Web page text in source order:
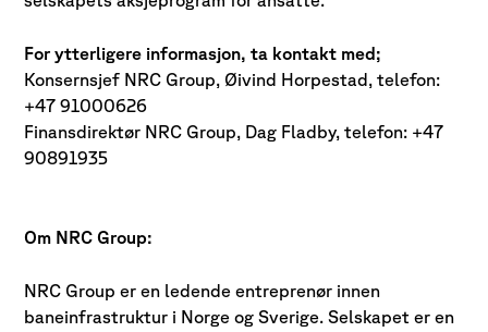
For ytterligere informasjon, ta kontakt med;
Konsernsjef NRC Group, Øivind Horpestad, telefon:
+47 91000626
Finansdirektør NRC Group, Dag Fladby, telefon: +47
90891935
Om NRC Group:
NRC Group er en ledende entreprenør innen
baneinfrastruktur i Norge og Sverige. Selskapet er en